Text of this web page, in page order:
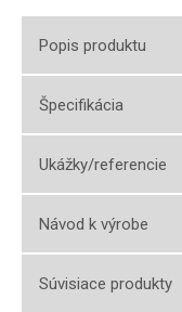
Popis produktu
Špecifikácia
Ukážky/referencie
Návod k výrobe
Súvisiace produkty